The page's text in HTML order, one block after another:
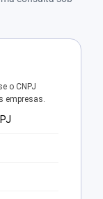
o CNPJ
empresas.